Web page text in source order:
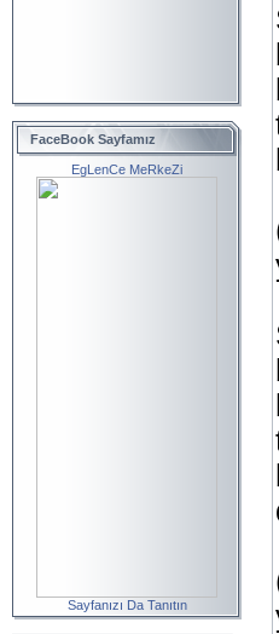
FaceBook Sayfamız
EgLenCe MeRkeZi
Sayfanızı Da Tanıtın